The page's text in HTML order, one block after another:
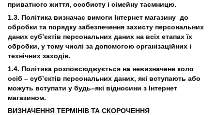
приватного життя, особисту і сімейну таємницю.
1.3. Політика визначає вимоги Інтернет магазину до
обробки та порядку забезпечення захисту персональних
даних суб’єктів персональних даних на всіх етапах їх
обробки, у тому числі за допомогою організаційних і
технічних заходів.
1.4. Політика розповсюджується на невизначене коло
осіб – суб’єктів персональних даних, які вступають або
можуть вступати у будь–які відносини з Інтернет
магазином.
ВИЗНАЧЕННЯ ТЕРМІНІВ ТА СКОРОЧЕННЯ